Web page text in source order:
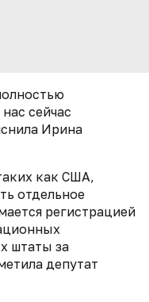
сейчас
Ирина
как США,
отдельное
регистрацией
штаты за
депутат